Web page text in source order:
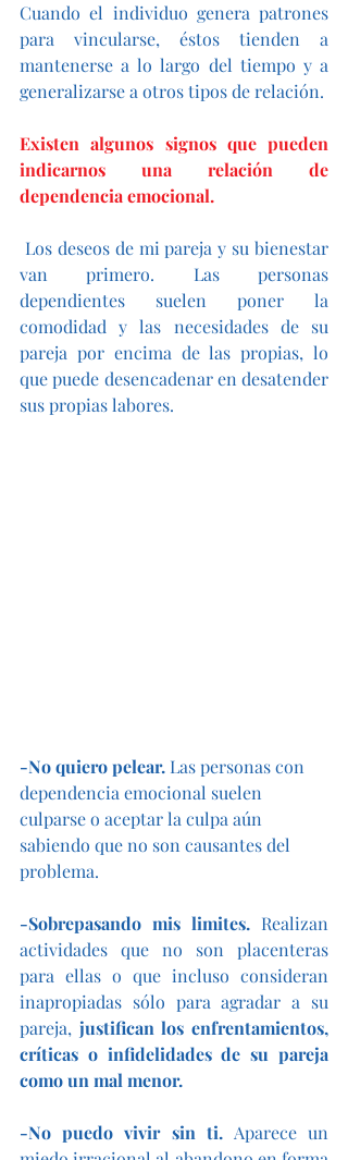
Cuando el individuo genera patrones
para vincularse, éstos tienden a
mantenerse a lo largo del tiempo y a
generalizarse a otros tipos de relación.
Existen algunos signos que pueden
indicarnos una relación de
dependencia emocional.
Los deseos de mi pareja y su bienestar
van primero. Las personas
dependientes suelen poner la
comodidad y las necesidades de su
pareja por encima de las propias, lo
que puede desencadenar en desatender
sus propias labores.
-No quiero pelear. Las personas con
dependencia emocional suelen
culparse o aceptar la culpa aún
sabiendo que no son causantes del
problema.
-Sobrepasando mis limites. Realizan
actividades que no son placenteras
para ellas o que incluso consideran
inapropiadas sólo para agradar a su
pareja, justifican los enfrentamientos,
críticas o infidelidades de su pareja
como un mal menor.
-No puedo vivir sin ti. Aparece un